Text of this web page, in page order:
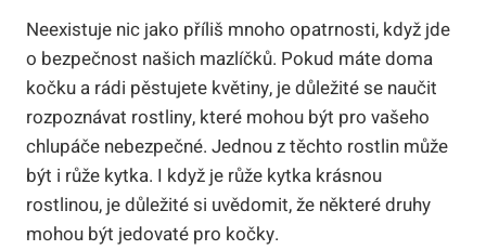
Neexistuje nic jako příliš mnoho opatrnosti, když jde
o bezpečnost našich mazlíčků. Pokud máte doma
kočku a rádi pěstujete květiny, je důležité se naučit
rozpoznávat rostliny, které mohou být pro vašeho
chlupáče nebezpečné. Jednou z těchto rostlin může
být i růže kytka. I když je růže kytka krásnou
rostlinou, je důležité si uvědomit, že některé druhy
mohou být jedovaté pro kočky.